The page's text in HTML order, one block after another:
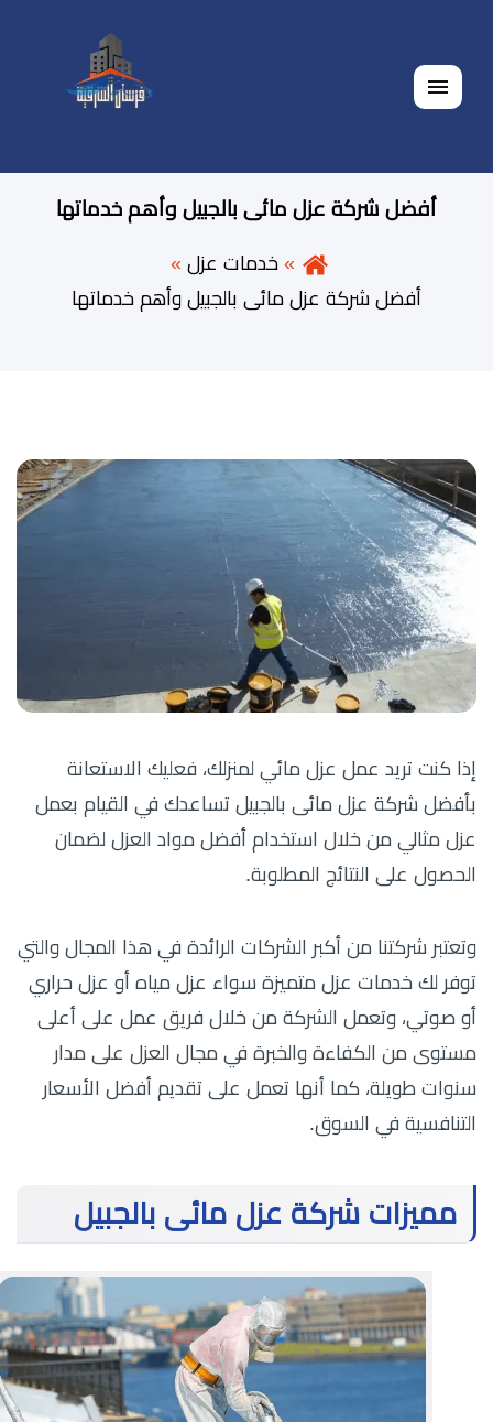
القائمة
أفضل شركة عزل مائى بالجبيل وأهم خدماتها
خدمات عزل
أفضل شركة عزل مائى بالجبيل وأهم خدماتها
إذا كنت تريد عمل عزل مائي لمنزلك، فعليك الاستعانة
بأفضل شركة عزل مائى بالجبيل تساعدك في القيام بعمل
عزل مثالي من خلال استخدام أفضل مواد العزل لضمان
الحصول على النتائج المطلوبة.
وتعتبر شركتنا من أكبر الشركات الرائدة في هذا المجال والتي
توفر لك خدمات عزل متميزة سواء عزل مياه أو عزل حراري
أو صوتي، وتعمل الشركة من خلال فريق عمل على أعلى
مستوى من الكفاءة والخبرة في مجال العزل على مدار
سنوات طويلة، كما أنها تعمل على تقديم أفضل الأسعار
التنافسية في السوق.
مميزات شركة عزل مائى بالجبيل